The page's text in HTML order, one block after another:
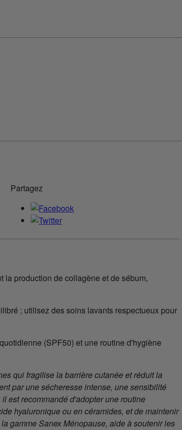
Partagez
production de collagène et de sébum,
; utilisez des soins lavants respectueux pour
(SPF50) et une routine d'hygiène
qui fragilise la barrière cutanée et réduit la
par une sécheresse intense, une sensibilité
est recommandé d'adopter une routine
hyaluronique ou en céramides, et de maintenir
gamme Sanex Ménopause, aide à soutenir les